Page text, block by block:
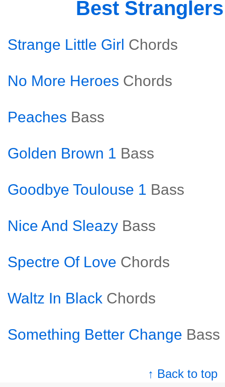
Best
Strange Little Girl Chords
No More Heroes Chords
Peaches Bass
Golden Brown 1 Bass
Goodbye Toulouse 1 Bass
Nice And Sleazy Bass
Spectre Of Love Chords
Waltz In Black Chords
Something Better Change Bass
↑ Back to top